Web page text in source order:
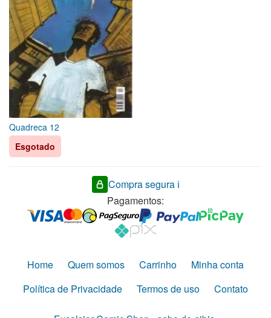
Quadreca 12
Esgotado
Compra segura ℹ️
Pagamentos:
Home Quem somos Carrinho
Minha conta
Política de Privacidade
Termos de uso Contato